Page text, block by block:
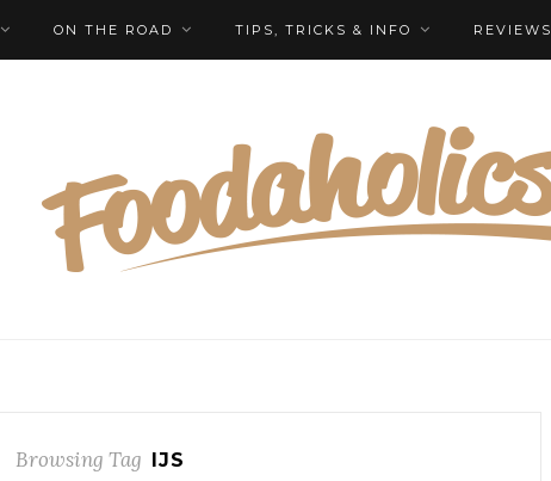
ON THE ROAD TIPS, TRICKS & INFO REVIEWS
Browsing Tag IJS